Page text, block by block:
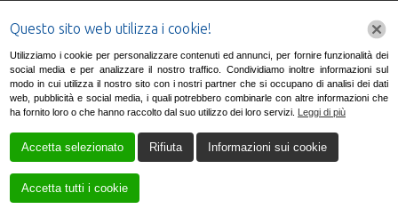
Chi Siamo
Questo sito web utilizza i cookie!
Utilizziamo i cookie per personalizzare contenuti ed annunci, per fornire funzionalità dei
social media e per analizzare il nostro traffico. Condividiamo inoltre informazioni sul
modo in cui utilizza il nostro sito con i nostri partner che si occupano di analisi dei dati
web, pubblicità e social media, i quali potrebbero combinarle con altre informazioni che
ha fornito loro o che hanno raccolto dal suo utilizzo dei loro servizi. Leggi di più
Accetta selezionato Rifiuta Informazioni sui cookie
Accetta tutti i cookie